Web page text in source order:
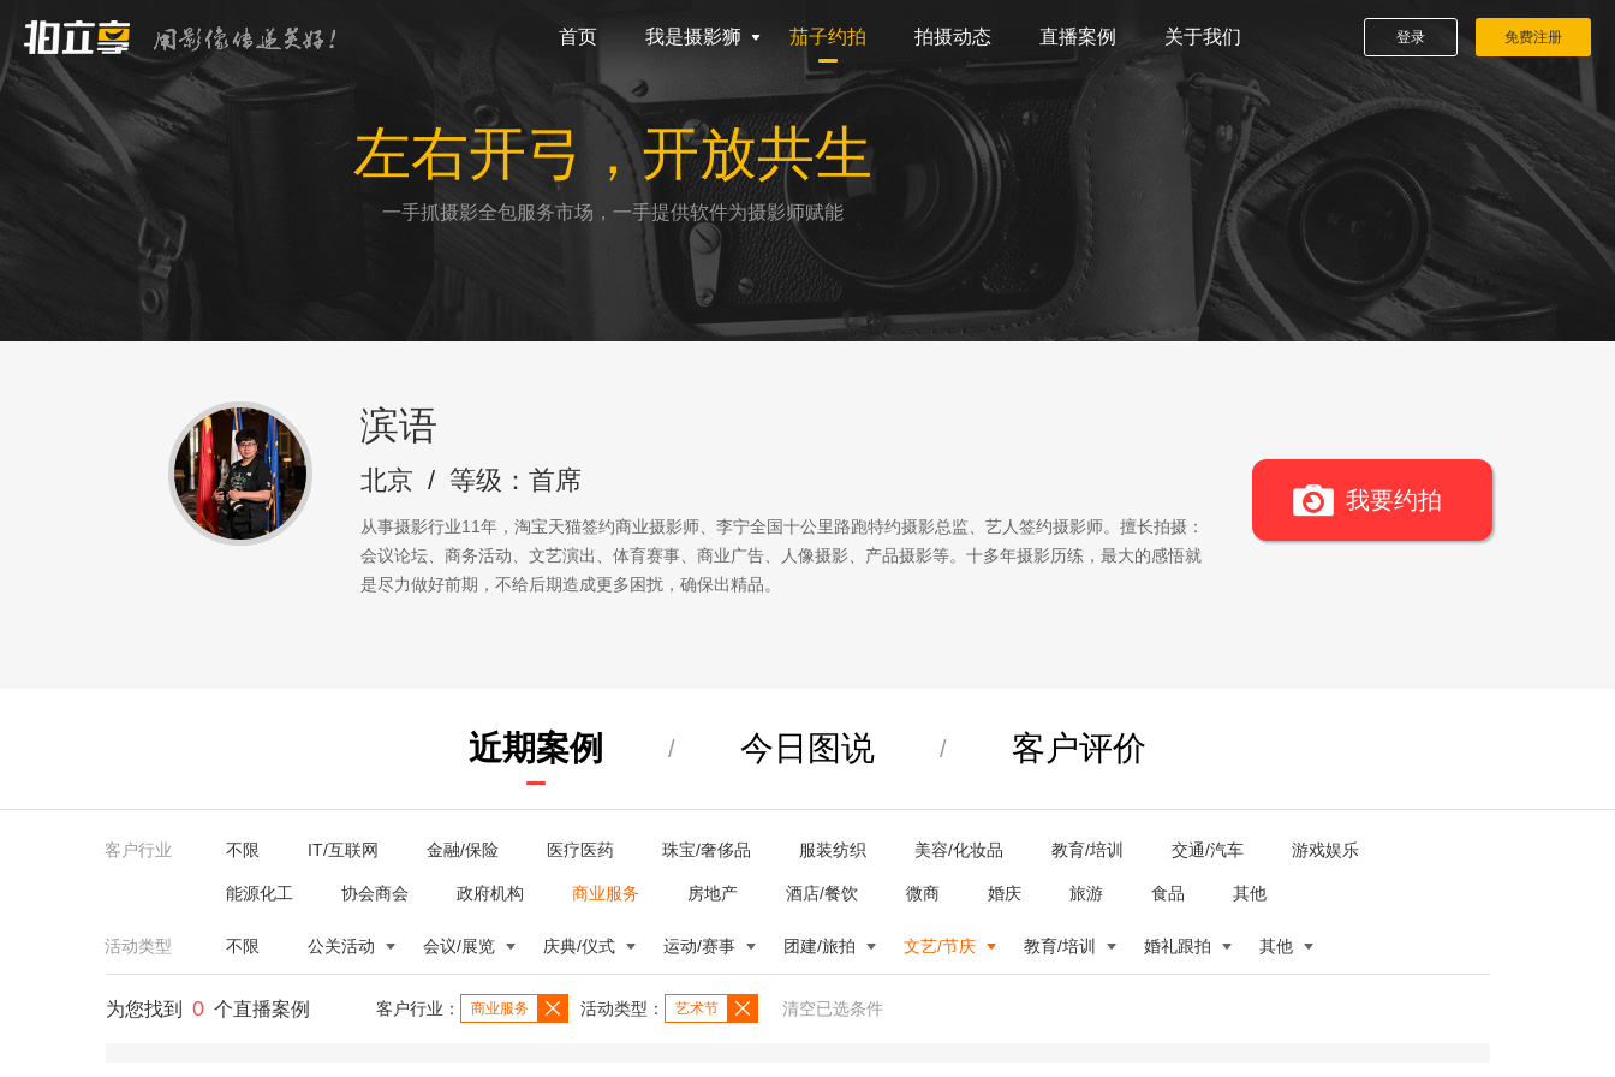
首页 我是摄影狮 茄子约拍 拍摄动态 直播案例 关于我们 登录 免费注册
左右开弓，开放共生
一手抓摄影全包服务市场，一手提供软件为摄影师赋能
滨语
北京 / 等级：首席
从事摄影行业11年，淘宝天猫签约商业摄影师、李宁全国十公里路跑特约摄影总监、艺人签约摄影师。擅长拍摄：
会议论坛、商务活动、文艺演出、体育赛事、商业广告、人像摄影、产品摄影等。十多年摄影历练，最大的感悟就
是尽力做好前期，不给后期造成更多困扰，确保出精品。
我要约拍
近期案例 / 今日图说 / 客户评价
客户行业 不限 IT/互联网 金融/保险 医疗医药 珠宝/奢侈品 服装纺织 美容/化妆品 教育/培训 交通/汽车 游戏娱乐
能源化工 协会商会 政府机构 商业服务 房地产 酒店/餐饮 微商 婚庆 旅游 食品 其他
活动类型 不限 公关活动 会议/展览 庆典/仪式 运动/赛事 团建/旅拍 文艺/节庆 教育/培训 婚礼跟拍 其他
为您找到 0 个直播案例 客户行业： 商业服务 活动类型： 艺术节 清空已选条件